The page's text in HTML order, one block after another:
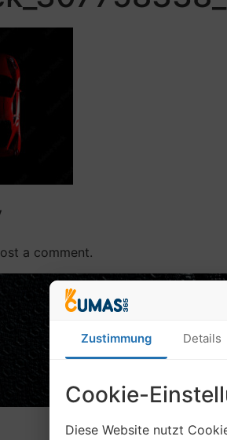
a comment.
Zustimmung Details
Cookie-
Diese Website nutzt